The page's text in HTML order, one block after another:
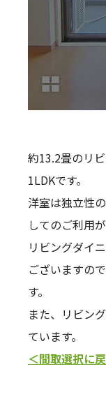
約13.2畳のリ
1LDKです。
洋室は独立性
してのご利用
リビングダイ
ございますの
す。
また、リビン
ています。
＜間取選択に